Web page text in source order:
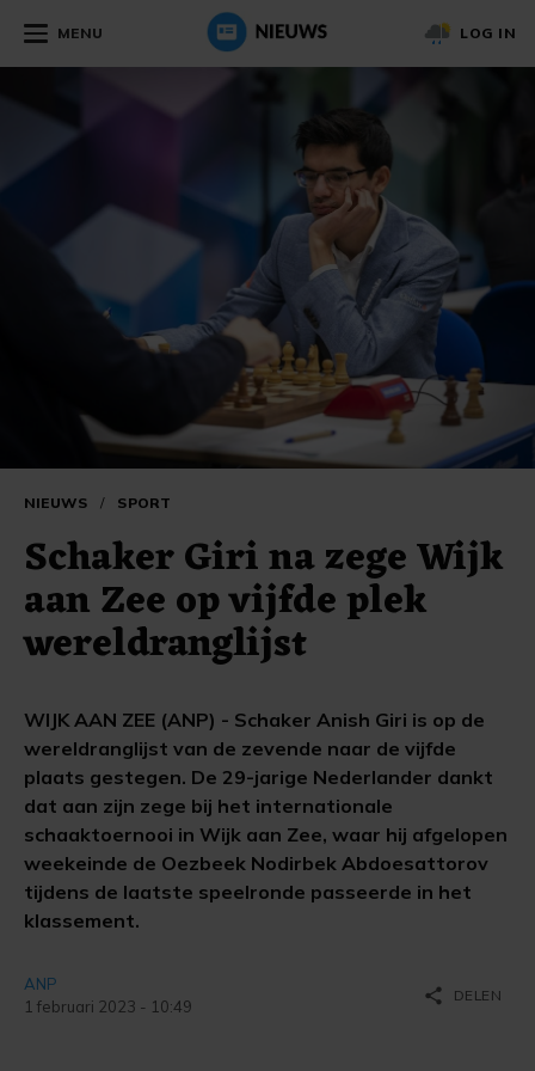
MENU LOG IN
NIEUWS / SPORT
Schaker Giri na zege Wijk
aan Zee op vijfde plek
wereldranglijst
WIJK AAN ZEE (ANP) - Schaker Anish Giri is op de
wereldranglijst van de zevende naar de vijfde
plaats gestegen. De 29-jarige Nederlander dankt
dat aan zijn zege bij het internationale
schaaktoernooi in Wijk aan Zee, waar hij afgelopen
weekeinde de Oezbeek Nodirbek Abdoesattorov
tijdens de laatste speelronde passeerde in het
klassement.
ANP
1 februari 2023 - 10:49
share DELEN